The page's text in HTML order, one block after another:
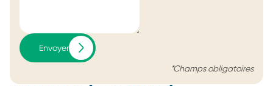
Envoyer
*Champs obligatoires